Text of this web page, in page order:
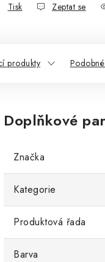
Tisk Zeptat se
produkty
Doplňkové
Značka
Kategorie
Produktová řada
Barva